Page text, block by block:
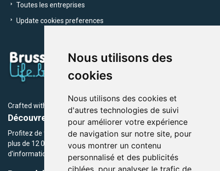
Nous utilisons des
cookies
Nous utilisons des cookies et
d'autres technologies de suivi
pour améliorer votre expérience
de navigation sur notre site, pour
vous montrer un contenu
personnalisé et des publicités
ciblées, pour analyser le trafic de
Toutes les entreprises
Update cookies preferences
Crafted with by Brusselslife Team
Découvrez plus de 12 000 adresses et événements
Profitez de toutes les sections de BrusselsLife.be et découvrez
plus de 12 000 adresses et un grand choix d'événements,
d'informations et de conseils et astuces de notre écriture.